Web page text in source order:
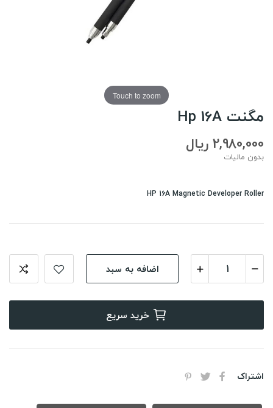
Touch to zoom
مگنت Hp 16A
2,980,000 ریال
بدون مالیات
HP 16A Magnetic Developer Roller
اضافه به سبد
خرید سریع
اشتراک